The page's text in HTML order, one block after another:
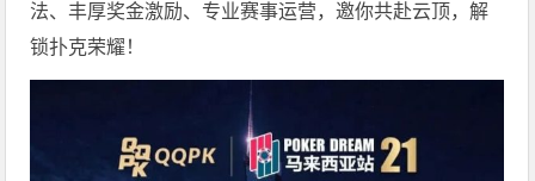
法、丰厚奖金激励、专业赛事运营，邀你共赴云顶，解
锁扑克荣耀！